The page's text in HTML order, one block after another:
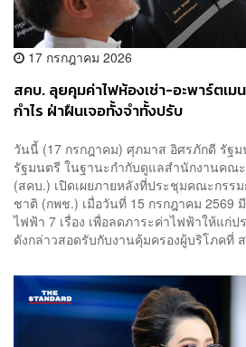
17 กรกฎาคม 2026
สคบ. ลุยคุมค่าไฟห้องเช่า-อะพาร์ตเ
กำไร ฝ่าฝืนเจอทั้งจำทั้งปรับ
วันนี้ (17 กรกฎาคม) ศุภมาส อิศรภักดี รัฐ
รัฐมนตรี ในฐานะกำกับดูแลสำนักงานคณ
(สคบ.) เปิดเผยภายหลังที่ประชุมคณะกรร
ชาติ (กพช.) เมื่อวันที่ 15 กรกฎาคม 2569
ไฟฟ้า 7 เรื่อง เพื่อลดภาระค่าไฟฟ้าให้แก่
ดังกล่าวสอดรับกับงานคุ้มครองผู้บริโภคที่